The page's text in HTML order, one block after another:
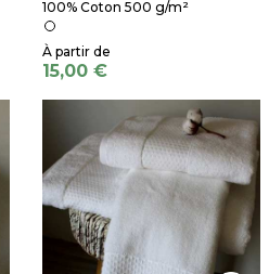
100% Coton 500 g/m²
15,00 €